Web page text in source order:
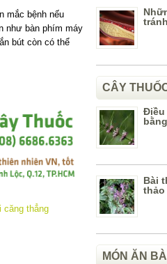
mắc bệnh nếu
như bàn phím máy
bút còn có thể
CÂY
Điều
Bài
thảo
MÓN ĂN